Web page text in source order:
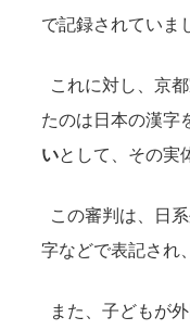
で記録されていま
これに対し、京
たのは日本の漢字
いとして、その実
この審判は、日
字などで表記され
また、子どもが